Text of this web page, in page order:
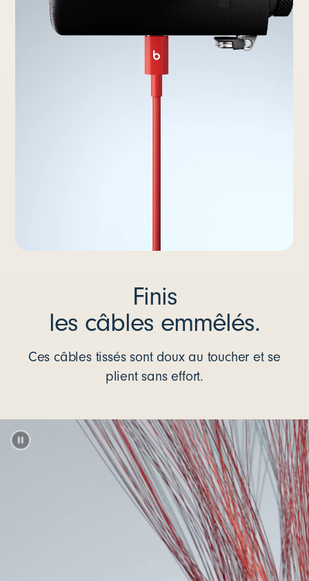
Finis
les câbles emmêlés.
Ces câbles tissés sont doux au toucher et se
plient sans effort.